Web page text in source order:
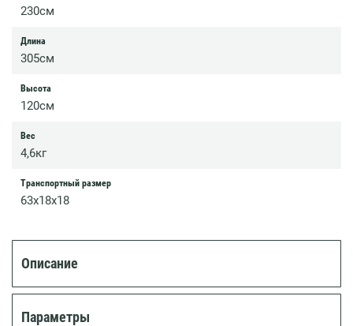
230см
Длина
305см
Высота
120см
Вес
4,6кг
Транспортный размер
63х18х18
Описание
Параметры